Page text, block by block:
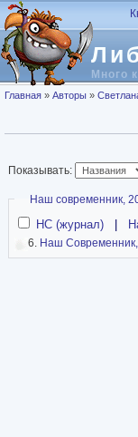
Перейти к основному
Много
Вы здесь
Главная » Авторы »
Показывать:
Скрыть
Наш современник,
НС (журнал)
6. Наш